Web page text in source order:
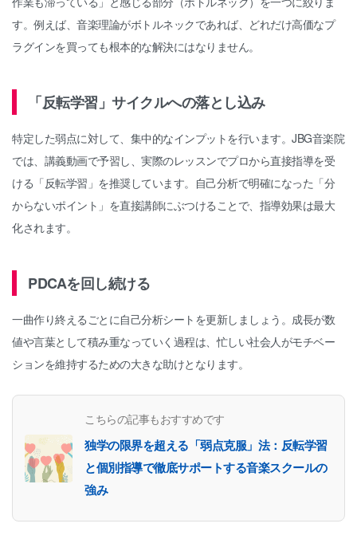
す。例えば、音楽理論がボトルネックであれば、どれだけ高価なプ
ラグインを買っても根本的な解決にはなりません。
「反転学習」サイクルへの落とし込み
特定した弱点に対して、集中的なインプットを行います。JBG音楽院
では、講義動画で予習し、実際のレッスンでプロから直接指導を受
ける「反転学習」を推奨しています。自己分析で明確になった「分
からないポイント」を直接講師にぶつけることで、指導効果は最大
化されます。
PDCAを回し続ける
一曲作り終えるごとに自己分析シートを更新しましょう。成長が数
値や言葉として積み重なっていく過程は、忙しい社会人がモチベー
ションを維持するための大きな助けとなります。
こちらの記事もおすすめです
独学の限界を超える「弱点克服」法：反転学習
と個別指導で徹底サポートする音楽スクールの
強み